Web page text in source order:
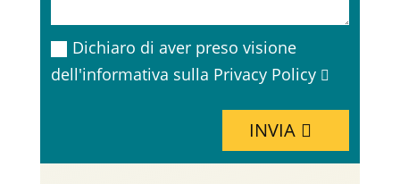
Dichiaro di aver preso visione
dell'informativa sulla Privacy Policy
INVIA